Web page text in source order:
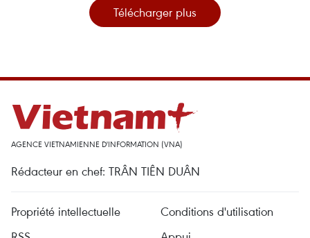
Télécharger plus
AGENCE VIETNAMIENNE D'INFORMATION (VNA)
Rédacteur en chef: TRÂN TIÊN DUÂN
Propriété intellectuelle
Conditions d'utilisation